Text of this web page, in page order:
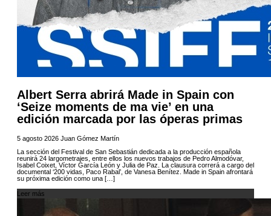
Albert Serra abrirá Made in Spain con
‘Seize moments de ma vie’ en una
edición marcada por las óperas primas
5 agosto 2026 Juan Gómez Martín
La sección del Festival de San Sebastián dedicada a la producción española
reunirá 24 largometrajes, entre ellos los nuevos trabajos de Pedro Almodóvar,
Isabel Coixet, Víctor García León y Julia de Paz. La clausura correrá a cargo del
documental ‘200 vidas, Paco Rabal’, de Vanesa Benítez. Made in Spain afrontará
su próxima edición como una […]
Leer más